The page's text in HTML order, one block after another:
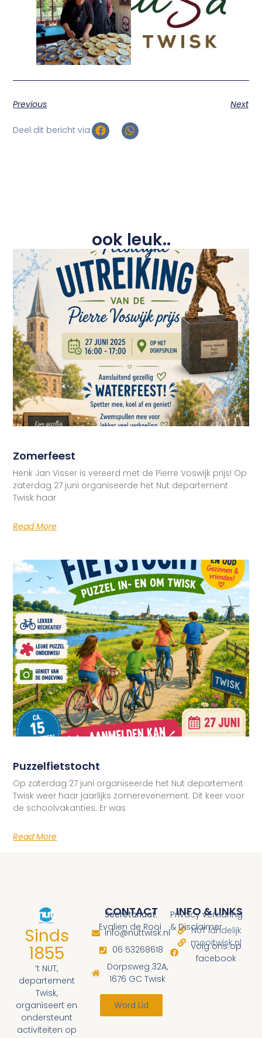
Previous Next
Deel dit bericht via:
ook leuk..
Zomerfeest
Henk Jan Visser is vereerd met de Pierre Voswijk prijs! Op
zaterdag 27 juni organiseerde het Nut departement
Twisk haar
Read More
Puzzelfietstocht
Op zaterdag 27 juni organiseerde het Nut departement
Twisk weer haar jaarlijks zomerevenement. Dit keer voor
de schoolvakanties. Er was
Read More
Sinds
1855
’t NUT,
departement
Twisk,
organiseert en
ondersteunt
activiteiten op
INFO & LINKS
Privacy verklaring
& Disclaimer
NUT landelijk
mooitwisk.nl
volg ons op
facebook
CONTACT
Secretariaat:
Evalien de Rooi
info@nuttwisk.nl
06 53268618
Dorpsweg 32A,
1676 GC Twisk
Word Lid